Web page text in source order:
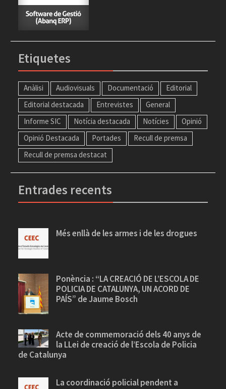
Etiquetes
Anàlisi Audiovisuals Documentació
Editorial
Editorial destacada
Entrevistes
General
Informe SIC
Notícia destacada Notícies
Opinió
Opinió Destacada
Portades
Recull de premsa
Recull de premsa destacat
Entrades recents
Més enllà de les armes i de les drogues
Ponència : “LA CREACIÓ DE L’ESCOLA DE
POLICIA DE CATALUNYA, UN ACORD DE
PAÍS” de Jaume Bosch
Acte de commemoració dels 40 anys de
la LLei de creació de l’Escola de Policia
de Catalunya
La coordinació policial pendent a